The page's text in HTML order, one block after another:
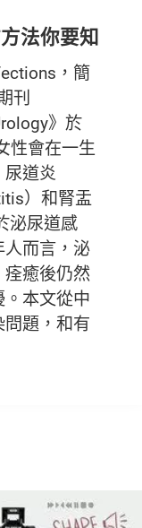
法你要知
，簡
刊
》於
性會在一生
道炎
）和腎盂
泌尿道感
而言，泌
癒後仍然
本文從中
題，和有